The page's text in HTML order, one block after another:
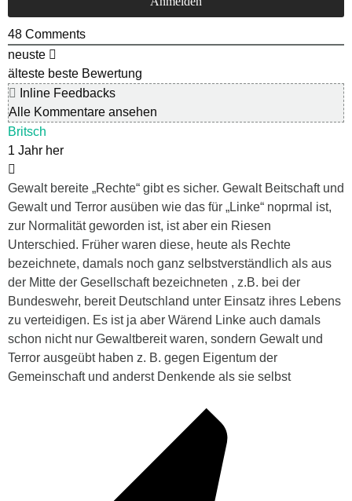
48 Comments
neuste
älteste beste Bewertung
Inline Feedbacks
Alle Kommentare ansehen
Britsch
1 Jahr her
Gewalt bereite „Rechte“ gibt es sicher. Gewalt Beitschaft und
Gewalt und Terror ausüben wie das für „Linke“ noprmal ist,
zur Normalität geworden ist, ist aber ein Riesen
Unterschied. Früher waren diese, heute als Rechte
bezeichnete, damals noch ganz selbstverständlich als aus
der Mitte der Gesellschaft bezeichneten , z.B. bei der
Bundeswehr, bereit Deutschland unter Einsatz ihres Lebens
zu verteidigen. Es ist ja aber Wärend Linke auch damals
schon nicht nur Gewaltbereit waren, sondern Gewalt und
Terror ausgeübt haben z. B. gegen Eigentum der
Gemeinschaft und anderst Denkende als sie selbst